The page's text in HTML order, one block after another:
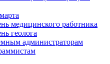
медицинского работника
геолога
администраторам